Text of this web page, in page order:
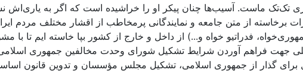
یاری تک‌تک ماست. آسیب‌ها چنان پیکر او را خراشیده است که اگر به
برخاسته از متن جامعه و نمایندگانی پرمخاطب از اقشار مختلف
فدراتیو خواه و...) از داخل و خارج از کشور بپا خاسته ایم تا با
جهت فراهم آوردن شرایط تشکیل شورای وحدت مخالفین جمهوری اسلامی
برای گذار از جمهوری اسلامی، تشکیل مجلس مؤسسان و تدوین قانون